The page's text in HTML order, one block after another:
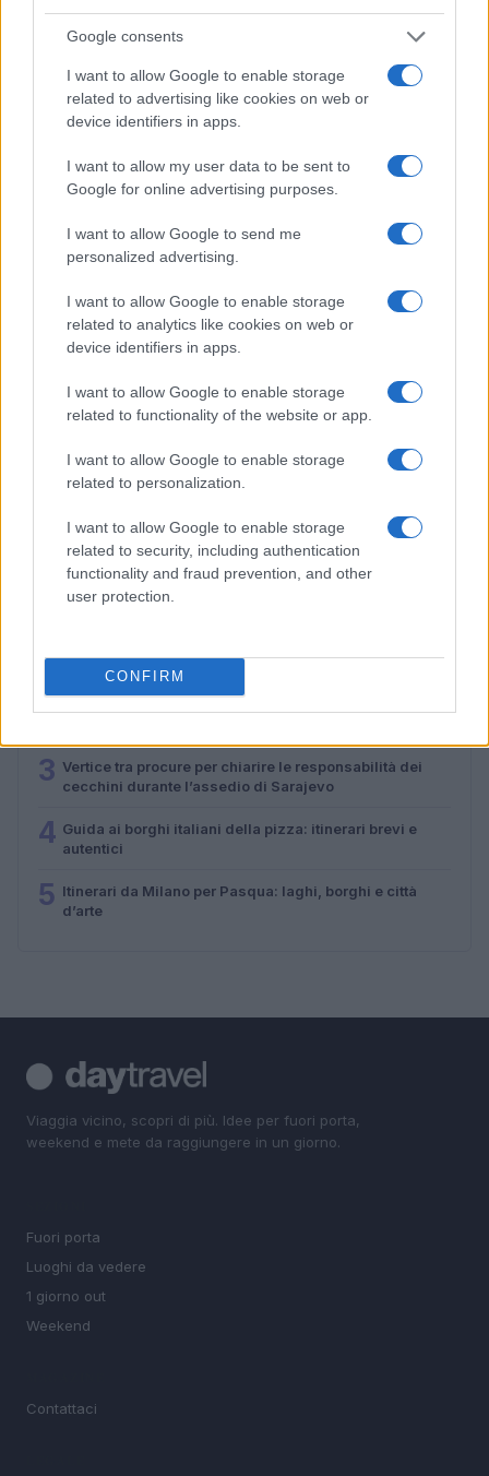
Google consents
I want to allow Google to enable storage
related to advertising like cookies on web or
device identifiers in apps.
I want to allow my user data to be sent to
Google for online advertising purposes.
I want to allow Google to send me
personalized advertising.
I want to allow Google to enable storage
related to analytics like cookies on web or
device identifiers in apps.
I want to allow Google to enable storage
related to functionality of the website or app.
I want to allow Google to enable storage
related to personalization.
I want to allow Google to enable storage
related to security, including authentication
functionality and fraud prevention, and other
user protection.
CONFIRM
ciclismo italiano
Beatrice Beretta · 4 Ago 2026
Guida ai mercatini vintage in Piemonte con
passeggiate e street food
principianti
2
3 Vertice tra procure per chiarire le responsabilità dei
cecchini durante l’assedio di Sarajevo
4 Guida ai borghi italiani della pizza: itinerari brevi e
autentici
5 Itinerari da Milano per Pasqua: laghi, borghi e città
d’arte
Viaggia vicino, scopri di più. Idee per fuori porta,
weekend e mete da raggiungere in un giorno.
Fuori porta
Luoghi da vedere
1 giorno out
Weekend
Contattaci